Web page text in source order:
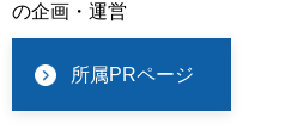
の企画・運営
所属PRページ